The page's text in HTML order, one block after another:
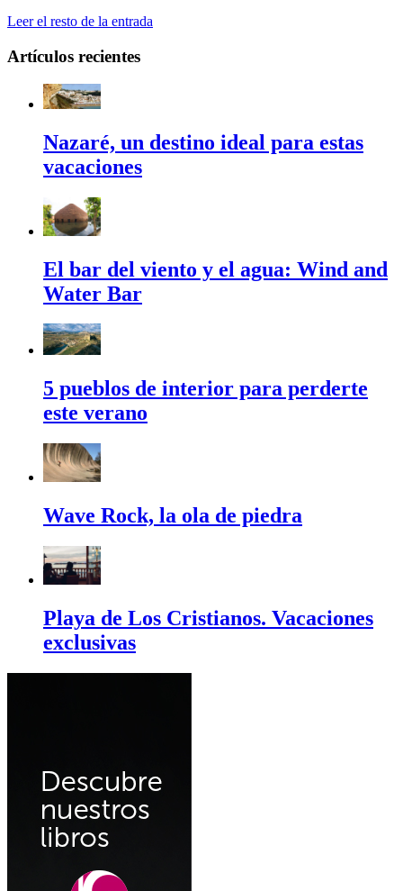
Leer el resto de la entrada
Artículos recientes
Nazaré, un destino ideal para estas
vacaciones
El bar del viento y el agua: Wind and
Water Bar
5 pueblos de interior para perderte
este verano
Wave Rock, la ola de piedra
Playa de Los Cristianos. Vacaciones
exclusivas